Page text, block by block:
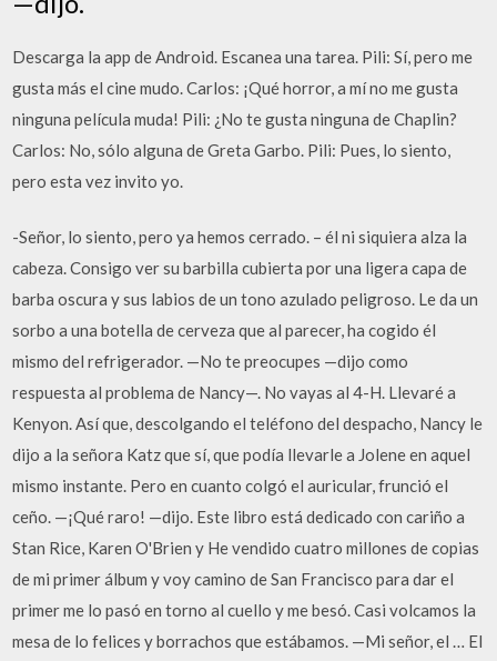
Descarga la app de Android. Escanea una tarea. Pili: Sí, pero me
gusta más el cine mudo. Carlos: ¡Qué horror, a mí no me gusta
ninguna película muda! Pili: ¿No te gusta ninguna de Chaplin?
Carlos: No, sólo alguna de Greta Garbo. Pili: Pues, lo siento,
pero esta vez invito yo.
-Señor, lo siento, pero ya hemos cerrado. – él ni siquiera alza la
cabeza. Consigo ver su barbilla cubierta por una ligera capa de
barba oscura y sus labios de un tono azulado peligroso. Le da un
sorbo a una botella de cerveza que al parecer, ha cogido él
mismo del refrigerador. —No te preocupes —dijo como
respuesta al problema de Nancy—. No vayas al 4-H. Llevaré a
Kenyon. Así que, descolgando el teléfono del despacho, Nancy le
dijo a la señora Katz que sí, que podía llevarle a Jolene en aquel
mismo instante. Pero en cuanto colgó el auricular, frunció el
ceño. —¡Qué raro! —dijo. Este libro está dedicado con cariño a
Stan Rice, Karen O'Brien y He vendido cuatro millones de copias
de mi primer álbum y voy camino de San Francisco para dar el
primer me lo pasó en torno al cuello y me besó. Casi volcamos la
mesa de lo felices y borrachos que estábamos. —Mi señor, el … El